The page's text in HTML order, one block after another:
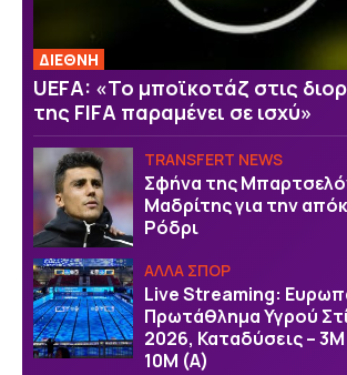
ΔΙΕΘΝΗ
UEFA: «Το μποϊκοτάζ στις
της FIFA παραμένει σε ισχύ»
TRANSFERT NEWS
Σφήνα της
Μαδρίτης για την
Ρόδρι
ΑΛΛΑ ΣΠΟΡ
Live Streaming:
Πρωτάθλημα Υγρού
2026, Καταδύσεις –
10Μ (Α)